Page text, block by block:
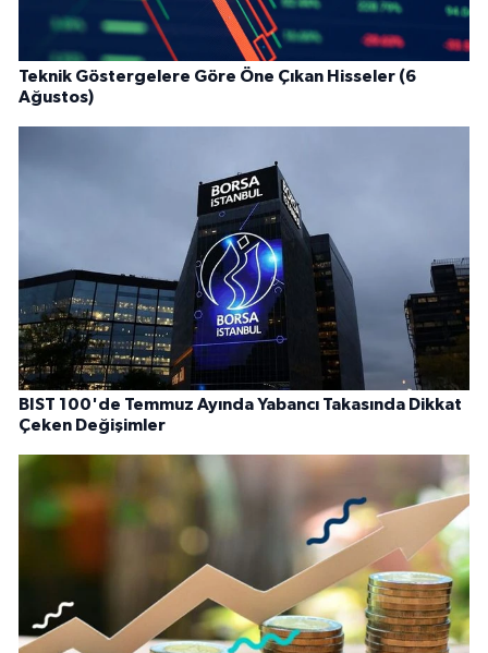
Teknik Göstergelere Göre Öne Çıkan Hisseler (6
Ağustos)
BIST 100'de Temmuz Ayında Yabancı Takasında Dikkat
Çeken Değişimler